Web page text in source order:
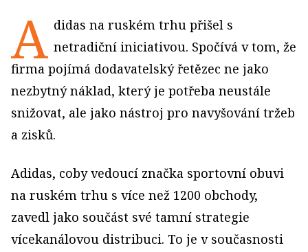
A didas na ruském trhu přišel s
netradiční iniciativou. Spočívá v tom, že
firma pojímá dodavatelský řetězec ne jako
nezbytný náklad, který je potřeba neustále
snižovat, ale jako nástroj pro navyšování tržeb
a zisků.
Adidas, coby vedoucí značka sportovní obuvi
na ruském trhu s více než 1200 obchody,
zavedl jako součást své tamní strategie
vícekanálovou distribuci. To je v současnosti